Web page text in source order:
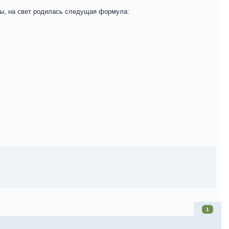
на свет родилась следущая формула:
1